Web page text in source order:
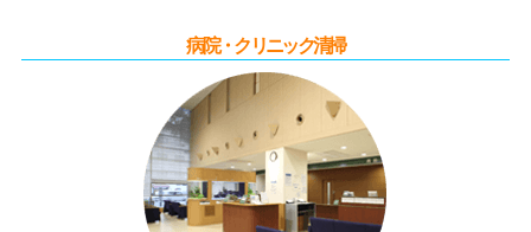
病院・クリニック清掃